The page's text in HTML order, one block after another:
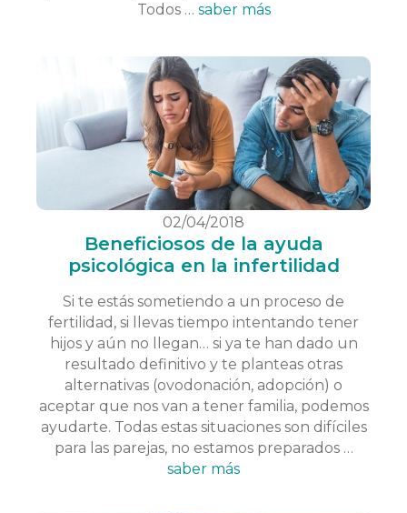
Todos … saber más
02/04/2018
Beneficiosos de la ayuda
psicológica en la infertilidad
Si te estás sometiendo a un proceso de
fertilidad, si llevas tiempo intentando tener
hijos y aún no llegan… si ya te han dado un
resultado definitivo y te planteas otras
alternativas (ovodonación, adopción) o
aceptar que nos van a tener familia, podemos
ayudarte. Todas estas situaciones son difíciles
para las parejas, no estamos preparados …
saber más